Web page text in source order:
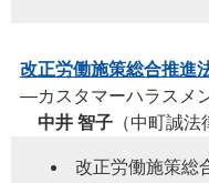
改正労働施策総合推進
―カスタマーハラスメ
中井 智子 （中町誠法
改正労働施策総